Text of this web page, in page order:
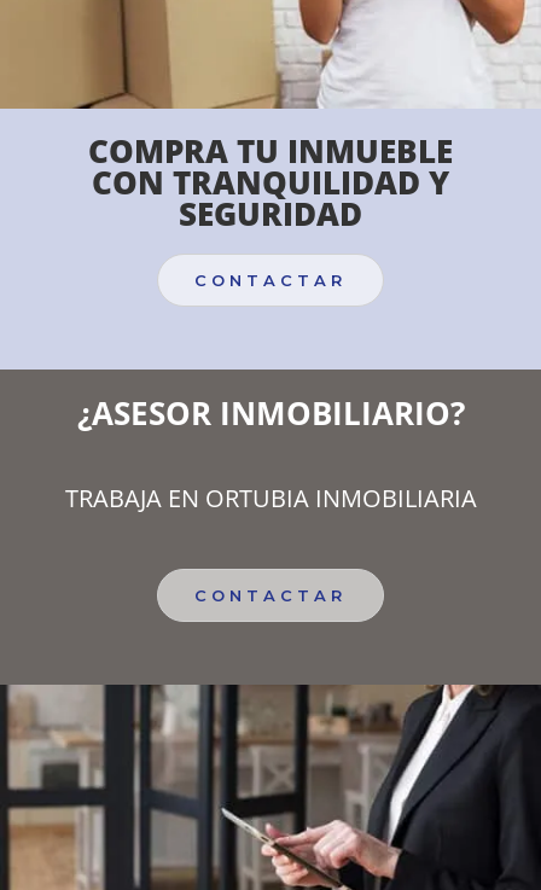
COMPRA TU INMUEBLE
CON TRANQUILIDAD Y
SEGURIDAD
CONTACTAR
¿ASESOR INMOBILIARIO?
TRABAJA EN ORTUBIA INMOBILIARIA
CONTACTAR